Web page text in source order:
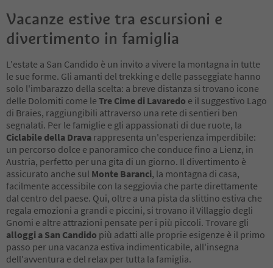
Vacanze estive tra escursioni e
divertimento in famiglia
L'estate a San Candido è un invito a vivere la montagna in tutte
le sue forme. Gli amanti del trekking e delle passeggiate hanno
solo l'imbarazzo della scelta: a breve distanza si trovano icone
delle Dolomiti come le Tre Cime di Lavaredo e il suggestivo Lago
di Braies, raggiungibili attraverso una rete di sentieri ben
segnalati. Per le famiglie e gli appassionati di due ruote, la
Ciclabile della Drava rappresenta un'esperienza imperdibile:
un percorso dolce e panoramico che conduce fino a Lienz, in
Austria, perfetto per una gita di un giorno. Il divertimento è
assicurato anche sul Monte Baranci, la montagna di casa,
facilmente accessibile con la seggiovia che parte direttamente
dal centro del paese. Qui, oltre a una pista da slittino estiva che
regala emozioni a grandi e piccini, si trovano il Villaggio degli
Gnomi e altre attrazioni pensate per i più piccoli. Trovare gli
alloggi a San Candido più adatti alle proprie esigenze è il primo
passo per una vacanza estiva indimenticabile, all'insegna
dell'avventura e del relax per tutta la famiglia.